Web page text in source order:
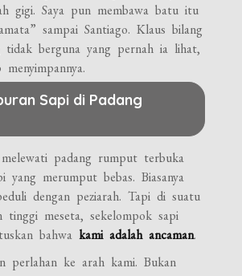
gigi. Saya pun membawa batu itu
sampai Santiago. Klaus bilang
berguna yang pernah ia lihat,
Sapi di Padang
padang rumput terbuka
yang merumput bebas. Biasanya
dengan peziarah. Tapi di suatu
tinggi meseta, sekelompok sapi
bahwakami adalah ancaman.
perlahan ke arah kami. Bukan